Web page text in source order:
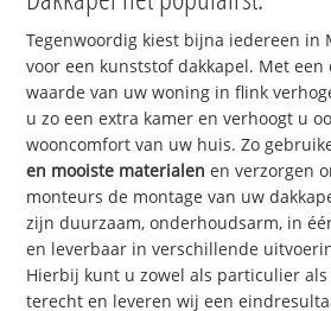
Tegenwoordig kiest bijna iedereen in
voor een kunststof dakkapel. Met
waarde van uw woning in flink
u zo een extra kamer en verhoogt u
wooncomfort van uw huis. Zo
en mooiste materialen en verzorgen
monteurs de montage van uw
zijn duurzaam, onderhoudsarm, in
en leverbaar in verschillende
Hierbij kunt u zowel als particulier
terecht en leveren wij een